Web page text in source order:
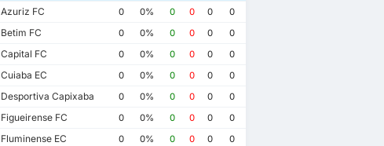
Azuriz FC 0 0% 0 0 0
0
Betim FC 0 0% 0 0 0
0
Capital FC 0 0% 0 0 0
0
Cuiaba EC 0 0% 0 0 0
0
Desportiva Capixaba 0 0% 0 0 0
0
Figueirense FC 0 0% 0 0 0
0
Fluminense EC 0 0% 0 0 0
0